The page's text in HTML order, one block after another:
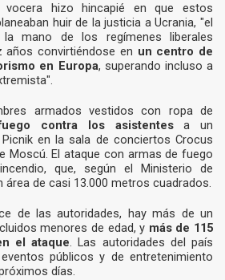
hizo hincapié en que estos
huir de la justicia a Ucrania, "el
mano de los regímenes liberales
años convirtiéndose en un centro de
en Europa, superando incluso a
armados vestidos con ropa de
contra los asistentesa un
en la sala de conciertos Crocus
Moscú. El ataque con armas de fuego
que, según el Ministerio de
área de casi 13.000 metros cuadrados.
de las autoridades, hay más de un
menores de edad, y más de 115
el ataque. Las autoridades del país
públicos y de entretenimiento
días.